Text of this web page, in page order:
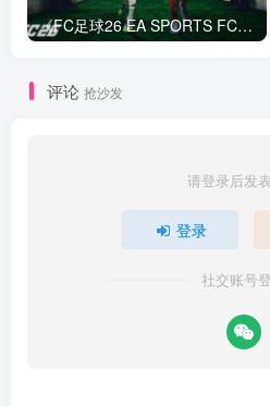
《FC足球26 EA SPORTS FC 26》Switch中文版下载+1.82.4264补丁+1DLC
评论 抢沙发
请登录后发
登录
社交账号